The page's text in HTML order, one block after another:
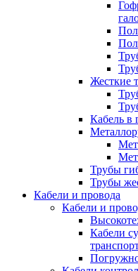
Жесткие
Кабель в
Трубы
Трубы
Кабели и провода
Кабели и
Кабели